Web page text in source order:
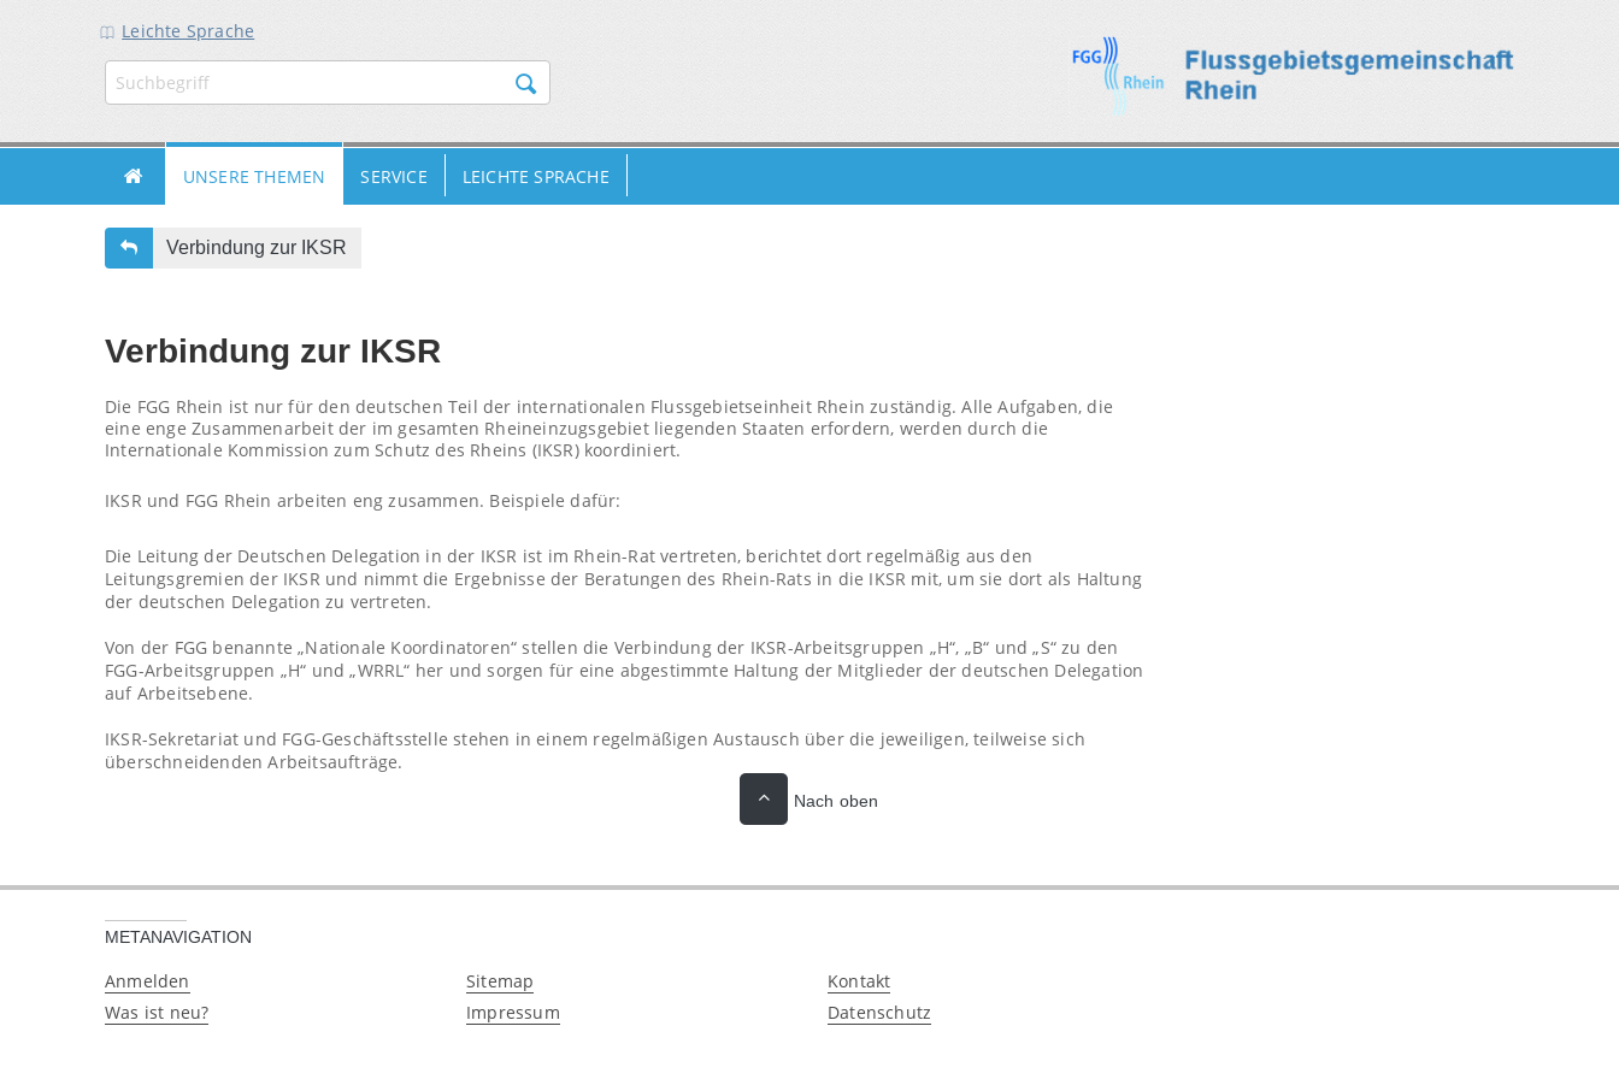
Leichte Sprache
HAUPTNAVIGATION
INHALT
FUSSBEREICH
UNSERE THEMEN
SERVICE LEICHTE SPRACHE
Verbindung zur IKSR
Verbindung zur IKSR
Die FGG Rhein ist nur für den deutschen Teil der internationalen Flussgebietseinheit Rhein zuständig. Alle Aufgaben, die
eine enge Zusammenarbeit der im gesamten Rheineinzugsgebiet liegenden Staaten erfordern, werden durch die
Internationale Kommission zum Schutz des Rheins (IKSR) koordiniert.
IKSR und FGG Rhein arbeiten eng zusammen. Beispiele dafür:
Die Leitung der Deutschen Delegation in der IKSR ist im Rhein-Rat vertreten, berichtet dort regelmäßig aus den
Leitungsgremien der IKSR und nimmt die Ergebnisse der Beratungen des Rhein-Rats in die IKSR mit, um sie dort als Haltung
der deutschen Delegation zu vertreten.
Von der FGG benannte „Nationale Koordinatoren“ stellen die Verbindung der IKSR-Arbeitsgruppen „H“, „B“ und „S“ zu den
FGG-Arbeitsgruppen „H“ und „WRRL“ her und sorgen für eine abgestimmte Haltung der Mitglieder der deutschen Delegation
auf Arbeitsebene.
IKSR-Sekretariat und FGG-Geschäftsstelle stehen in einem regelmäßigen Austausch über die jeweiligen, teilweise sich
überschneidenden Arbeitsaufträge.
Nach oben
METANAVIGATION
Anmelden
Was ist neu?
Sitemap
Impressum
Kontakt
Datenschutz